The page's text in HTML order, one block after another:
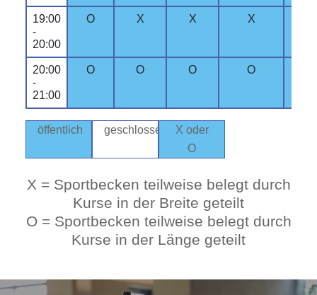
19:00
-
20:00
O X X X
20:00
-
21:00
O O O O
öffentlich geschlossen
X oder
O
X = Sportbecken teilweise belegt durch
Kurse in der Breite geteilt
O = Sportbecken teilweise belegt durch
Kurse in der Länge geteilt